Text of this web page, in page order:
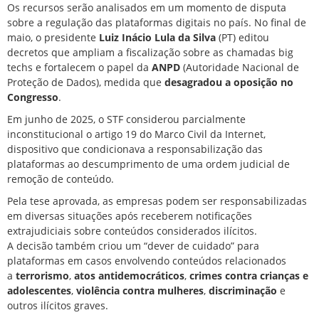
Os recursos serão analisados em um momento de disputa
sobre a regulação das plataformas digitais no país. No final de
maio, o presidente Luiz Inácio Lula da Silva (PT) editou
decretos que ampliam a fiscalização sobre as chamadas big
techs e fortalecem o papel da ANPD (Autoridade Nacional de
Proteção de Dados), medida que desagradou a oposição no
Congresso.
Em junho de 2025, o STF considerou parcialmente
inconstitucional o artigo 19 do Marco Civil da Internet,
dispositivo que condicionava a responsabilização das
plataformas ao descumprimento de uma ordem judicial de
remoção de conteúdo.
Pela tese aprovada, as empresas podem ser responsabilizadas
em diversas situações após receberem notificações
extrajudiciais sobre conteúdos considerados ilícitos.
A decisão também criou um “dever de cuidado” para
plataformas em casos envolvendo conteúdos relacionados
a terrorismo, atos antidemocráticos, crimes contra crianças e
adolescentes, violência contra mulheres, discriminação e
outros ilícitos graves.